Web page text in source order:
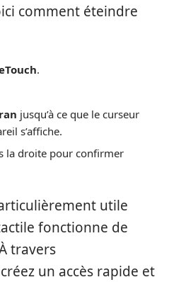
comment éteindre
.
jusqu’à ce que le curseur
s’affiche.
la droite pour confirmer
utile
fonctionne de
travers
un accès rapide et